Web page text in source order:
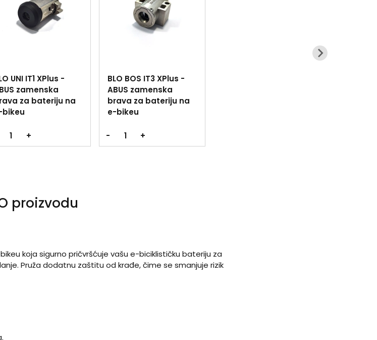
UNI IT1 XPlus -
zamenska
za bateriju na
bikeu
+
BLO BOS IT3 XPlus -
ABUS zamenska
brava za bateriju na
e-bikeu
- +
proizvodu
koja sigurno pričvršćuje vašu e-biciklističku bateriju za
Pruža dodatnu zaštitu od krađe, čime se smanjuje rizik